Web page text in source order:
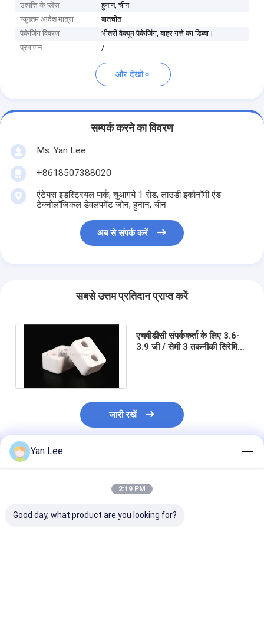
उत्पत्ति के प्लेस
हुनान, चीन
न्यूनतम आदेश मात्रा
बातचीत
पैकेजिंग विवरण
भीतरी वैक्यूम पैकेजिंग, बाहर गत्ते का डिब्बा।
प्रमाणन
/
और देखो
सम्पर्क करने का विवरण
Ms. Yan Lee
+8618507388020
एंटेयस इंडस्ट्रियल पार्क, चुआंगये 1 रोड, लाउडी इकोनॉमी एंड
टेक्नोलॉजिकल डेवलपमेंट जोन, हुनान, चीन
अब से संपर्क करें
सबसे उत्तम प्रतिदान प्राप्त करें
एचवीडीसी संपर्ककर्ता के लिए 3.6-
3.9 जी / सेमी 3 तकनीकी सिरेमिक
जारी रखें
अनुशंसित उत्पाद
Yan Lee
2:19 PM
Good day, what product are you looking for?